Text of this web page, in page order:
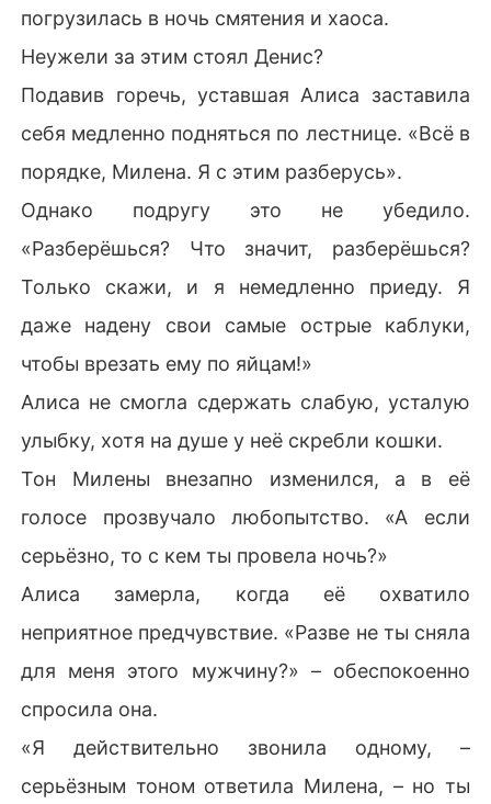
погрузилась в ночь смятения и хаоса.
Неужели за этим стоял Денис?
Подавив горечь, уставшая Алиса заставила
себя медленно подняться по лестнице. «Всё в
порядке, Милена. Я с этим разберусь».
Однако подругу это не убедило.
«Разберёшься? Что значит, разберёшься?
Только скажи, и я немедленно приеду. Я
даже надену свои самые острые каблуки,
чтобы врезать ему по яйцам!»
Алиса не смогла сдержать слабую, усталую
улыбку, хотя на душе у неё скребли кошки.
Тон Милены внезапно изменился, а в её
голосе прозвучало любопытство. «А если
серьёзно, то с кем ты провела ночь?»
Алиса замерла, когда её охватило
неприятное предчувствие. «Разве не ты сняла
для меня этого мужчину?» – обеспокоенно
спросила она.
«Я действительно звонила одному, –
серьёзным тоном ответила Милена, – но ты